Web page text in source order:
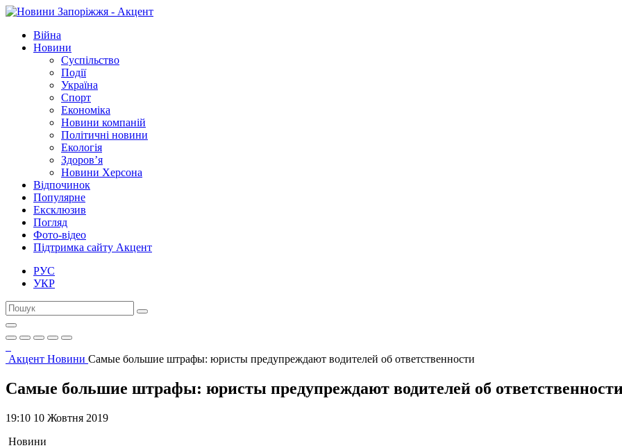
Війна
Новини
Суспільство
Події
Україна
Спорт
Економіка
Новини компаній
Політичні новини
Екологія
Здоров’я
Новини Херсона
Відпочинок
Популярне
Ексклюзив
Погляд
Фото-відео
Підтримка сайту Акцент
РУС
УКР
Акцент Новини Самые большие штрафы: юристы предупреждают водителей об ответственности
Самые большие штрафы: юристы предупреждают водителей об
19:10 10 Жовтня 2019
Новини